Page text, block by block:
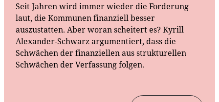
Seit Jahren wird immer wieder die Forderung
laut, die Kommunen finanziell besser
auszustatten. Aber woran scheitert es? Kyrill
Alexander-Schwarz argumentiert, dass die
Schwächen der finanziellen aus strukturellen
Schwächen der Verfassung folgen.